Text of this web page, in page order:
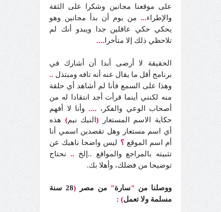
على موقعنا مجانين وشكرا على الثقة
والإطراء... من يوم أن بدأ مجانين وهو
يحكي حكي عاقلين جدا ويبدو أنك لم
تلاحظي ذلك إلا متأخرا ....
الحقيقة لا أرضى أبدا أن أشارك في
برنامج أقل ما يقال عنه أنه تافه ومبتذل ..
وهذا على السمع فأنا لم أشاهد أي حلقة
منه لكنني أينما قرأت أجد انتقادا له من
أصحاب الوعي والفكر، .... وأنا لا أفهم
حكاية الاسم المستعار (النيك نيم) هذه
أي اسم مستعار وهل تقصدين اسمي أنا
أم اسم الموقع ؟ ليس واضحا ناهيك عن
تثبيته بالمراجع والمواقع
..إلخ .. نحتاج
توضيحا من فضلك، وأهلا بك.
ووصلنا من "سارة" من مصر (
28 سنة
مسلمة ولا تعمل)
: